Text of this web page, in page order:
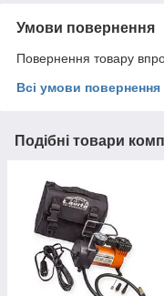
Умови повернення
Повернення товару
Всі умови повернення
Подібні товари